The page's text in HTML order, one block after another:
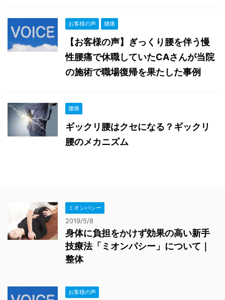
お客様の声 腰痛
【お客様の声】ぎっくり腰を伴う慢
性腰痛で休職していたCAさんが当院
の施術で職場復帰を果たした事例
腰痛
ギックリ腰はクセになる？ギックリ
腰のメカニズム
ミオンパシー
2019/5/8
身体に負担をかけず効果の高い新手
技療法「ミオンパシー」について｜
整体
お客様の声